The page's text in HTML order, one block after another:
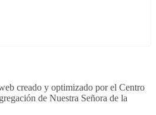
creado y optimizado por el Centro
de Nuestra Señora de la